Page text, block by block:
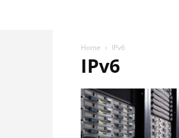
Home IPv6
IPv6